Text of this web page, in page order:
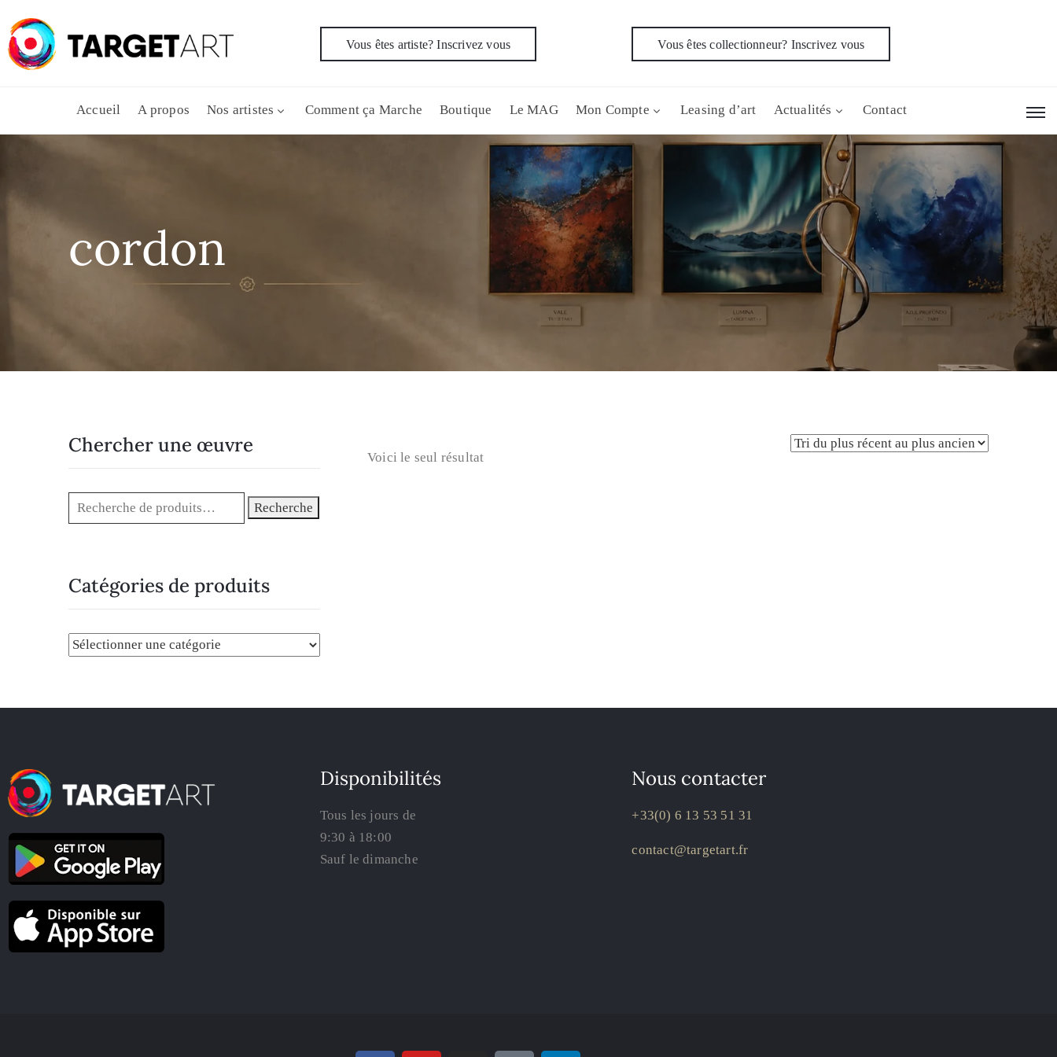
Vous êtes artiste? Inscrivez vous Vous êtes collectionneur? Inscrivez vous
Accueil A propos Nos artistes Comment ça Marche Boutique Le MAG Mon Compte Leasing d’art Actualités Contact
cordon
Voici le seul résultat
Chercher une œuvre
Recherche
Catégories de produits
Disponibilités
Tous les jours de
9:30 à 18:00
Sauf le dimanche
Nous contacter
+33(0) 6 13 53 51 31
contact@targetart.fr